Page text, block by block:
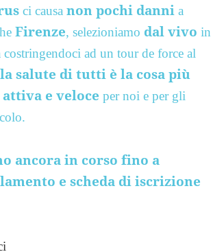
ci causanon pochi danni a
Firenze, selezioniamo dal vivoin
costringendoci ad un tour de force al
salute di tutti è la cosa più
e veloce per noi e per gli
ancora in corso fino a
e scheda di iscrizione